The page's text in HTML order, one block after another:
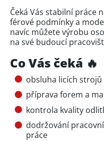
Čeká Vás stabilní práce
férové podmínky a
navíc můžete výrobu
na své budoucí
Co Vás čeká 🔥
obsluha licích strojů
příprava forem a
kontrola kvality
dodržování
práce